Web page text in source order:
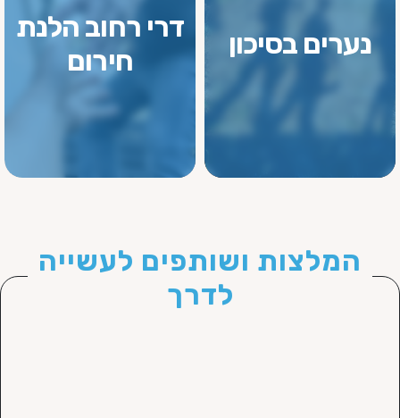
נערים בסיכון
דרי רחוב הלנת
חירום
המלצות ושותפים לעשייה
לדרך